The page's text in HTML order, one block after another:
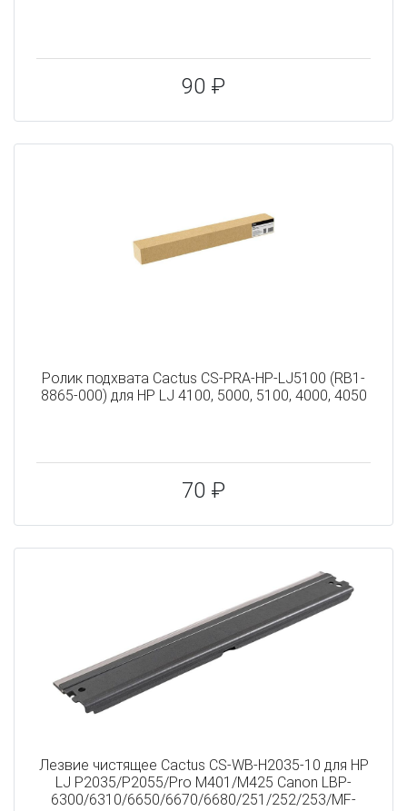
90 ₽
Ролик подхвата Cactus CS-PRA-HP-LJ5100 (RB1-
8865-000) для HP LJ 4100, 5000, 5100, 4000, 4050
70 ₽
Лезвие чистящее Cactus CS-WB-H2035-10 для HP
LJ P2035/P2055/Pro M401/M425 Canon LBP-
6300/6310/6650/6670/6680/251/252/253/MF-